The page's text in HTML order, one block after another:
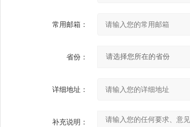
常用邮箱：
省份：
详细地址：
补充说明：